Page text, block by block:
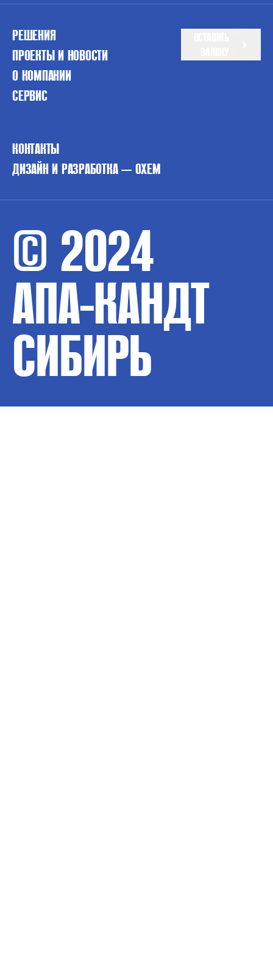
РЕШЕНИЯ
ПРОЕКТЫ И НОВОСТИ
О КОМПАНИИ
СЕРВИС
КОНТАКТЫ
ДИЗАЙН И РАЗРАБОТКА — OXEM
© 2024
АПА-КАНДТ
СИБИРЬ